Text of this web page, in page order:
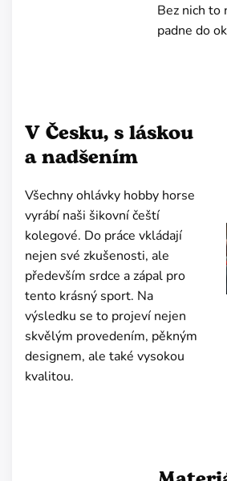
Bez nich to
padne do
V Česku, s láskou
a nadšením
Všechny ohlávky hobby horse
vyrábí naši šikovní čeští
kolegové. Do práce vkládají
nejen své zkušenosti, ale
především srdce a zápal pro
tento krásný sport. Na
výsledku se to projeví nejen
skvělým provedením, pěkným
designem, ale také vysokou
kvalitou.